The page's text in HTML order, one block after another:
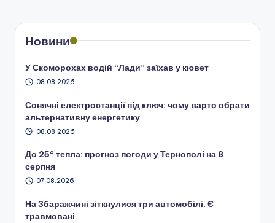
Новини
У Скоморохах водій “Лади” заїхав у кювет
08.08.2026
Сонячні електростанції під ключ: чому варто обрати
альтернативну енергетику
08.08.2026
До 25° тепла: прогноз погоди у Тернополі на 8
серпня
07.08.2026
На Збаражчині зіткнулися три автомобілі. Є
травмовані